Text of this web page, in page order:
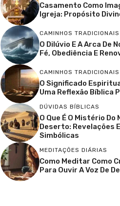
Casamento Como
Igreja: Propósito
CAMINHOS TRADICIONAIS
O Dilúvio E A Arca De
Fé, Obediência E
CAMINHOS TRADICIONAIS
O Significado
Uma Reflexão Bíblica
DÚVIDAS BÍBLICAS
O Que É O Mistério Do
Deserto: Revelações
Simbólicas
MEDITAÇÕES DIÁRIAS
Como Meditar Como
Para Ouvir A Voz De